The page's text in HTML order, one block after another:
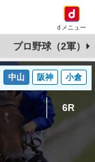
dメニュー
プロ野球（2軍）
中山 阪神 小倉
6R